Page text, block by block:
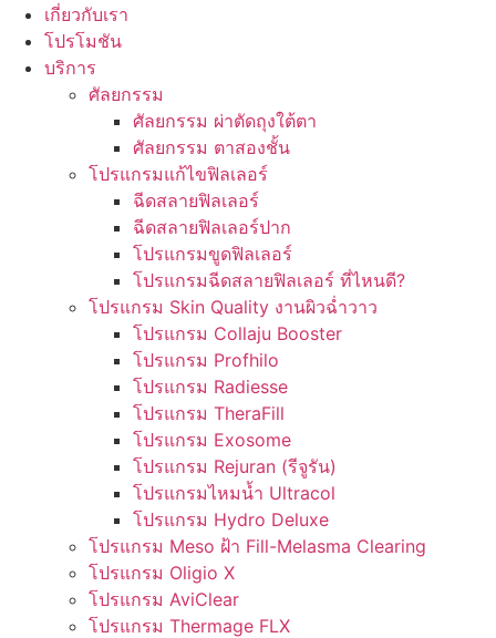
เกี่ยวกับเรา
โปรโมชัน
บริการ
ศัลยกรรม
ศัลยกรรม ผ่าตัดถุงใต้ตา
ศัลยกรรม ตาสองชั้น
โปรแกรมแก้ไขฟิลเลอร์
ฉีดสลายฟิลเลอร์
ฉีดสลายฟิลเลอร์ปาก
โปรแกรมขูดฟิลเลอร์
โปรแกรมฉีดสลายฟิลเลอร์ ที่ไหนดี?
โปรแกรม Skin Quality งานผิวฉ่ำวาว
โปรแกรม Collaju Booster
โปรแกรม Profhilo
โปรแกรม Radiesse
โปรแกรม TheraFill
โปรแกรม Exosome
โปรแกรม Rejuran (รีจูรัน)
โปรแกรมไหมน้ำ Ultracol
โปรแกรม Hydro Deluxe
โปรแกรม Meso ฝ้า Fill-Melasma Clearing
โปรแกรม Oligio X
โปรแกรม AviClear
โปรแกรม Thermage FLX